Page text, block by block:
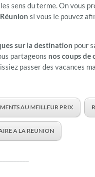
sens du terme. On vous
si vous le pouvez
sur la destination pour
partageons nos coups de
passer des vacances
AU MEILLEUR PRIX
A LA REUNION